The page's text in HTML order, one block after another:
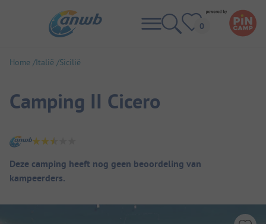
Home Italië Sicilië
Camping II Cicero
Camping overzicht
Deze camping heeft nog geen beoordeling van
kampeerders.